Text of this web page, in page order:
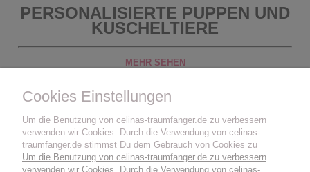
PERSONALISIERTE PUPPEN UND
KUSCHELTIERE
MEHR SEHEN
Cookies Einstellungen
Um die Benutzung von celinas-traumfanger.de zu verbessern
verwenden wir Cookies. Durch die Verwendung von celinas-
traumfanger.de stimmst Du dem Gebrauch von Cookies zu
Um die Benutzung von celinas-traumfanger.de zu verbessern
verwenden wir Cookies. Durch die Verwendung von celinas-